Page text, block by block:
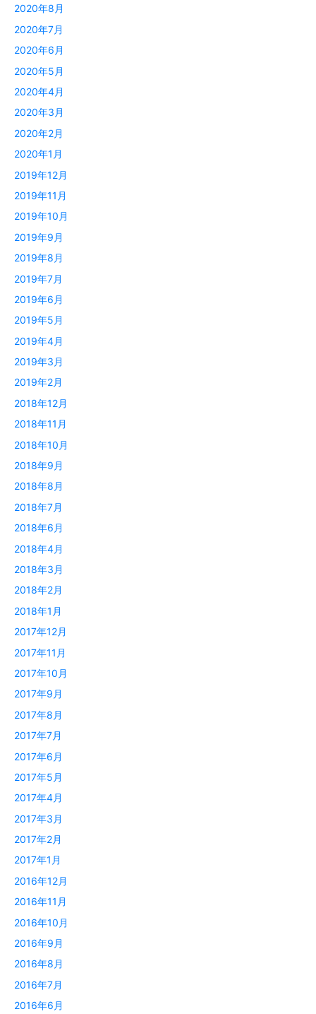
2020年8月
2020年7月
2020年6月
2020年5月
2020年4月
2020年3月
2020年2月
2020年1月
2019年12月
2019年11月
2019年10月
2019年9月
2019年8月
2019年7月
2019年6月
2019年5月
2019年4月
2019年3月
2019年2月
2018年12月
2018年11月
2018年10月
2018年9月
2018年8月
2018年7月
2018年6月
2018年4月
2018年3月
2018年2月
2018年1月
2017年12月
2017年11月
2017年10月
2017年9月
2017年8月
2017年7月
2017年6月
2017年5月
2017年4月
2017年3月
2017年2月
2017年1月
2016年12月
2016年11月
2016年10月
2016年9月
2016年8月
2016年7月
2016年6月